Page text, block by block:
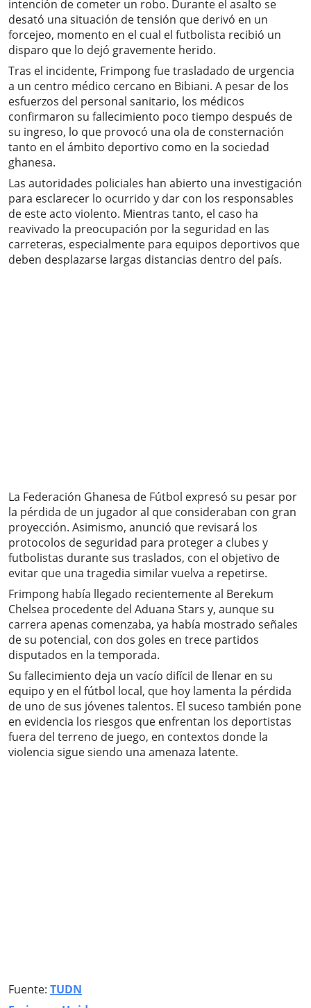
intención de cometer un robo. Durante el asalto se
desató una situación de tensión que derivó en un
forcejeo, momento en el cual el futbolista recibió un
disparo que lo dejó gravemente herido.
Tras el incidente, Frimpong fue trasladado de urgencia
a un centro médico cercano en Bibiani. A pesar de los
esfuerzos del personal sanitario, los médicos
confirmaron su fallecimiento poco tiempo después de
su ingreso, lo que provocó una ola de consternación
tanto en el ámbito deportivo como en la sociedad
ghanesa.
Las autoridades policiales han abierto una investigación
para esclarecer lo ocurrido y dar con los responsables
de este acto violento. Mientras tanto, el caso ha
reavivado la preocupación por la seguridad en las
carreteras, especialmente para equipos deportivos que
deben desplazarse largas distancias dentro del país.
La Federación Ghanesa de Fútbol expresó su pesar por
la pérdida de un jugador al que consideraban con gran
proyección. Asimismo, anunció que revisará los
protocolos de seguridad para proteger a clubes y
futbolistas durante sus traslados, con el objetivo de
evitar que una tragedia similar vuelva a repetirse.
Frimpong había llegado recientemente al Berekum
Chelsea procedente del Aduana Stars y, aunque su
carrera apenas comenzaba, ya había mostrado señales
de su potencial, con dos goles en trece partidos
disputados en la temporada.
Su fallecimiento deja un vacío difícil de llenar en su
equipo y en el fútbol local, que hoy lamenta la pérdida
de uno de sus jóvenes talentos. El suceso también pone
en evidencia los riesgos que enfrentan los deportistas
fuera del terreno de juego, en contextos donde la
violencia sigue siendo una amenaza latente.
Fuente: TUDN